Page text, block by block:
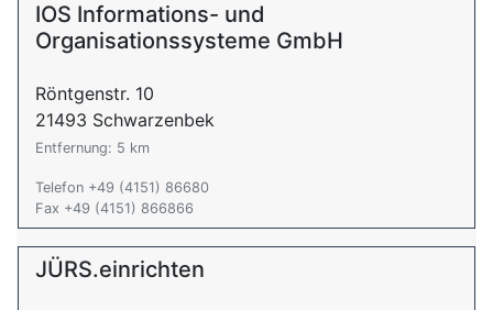
IOS Informations- und
Organisationssysteme GmbH
Röntgenstr. 10
21493 Schwarzenbek
Entfernung: 5 km
Telefon +49 (4151) 86680
Fax +49 (4151) 866866
JÜRS.einrichten